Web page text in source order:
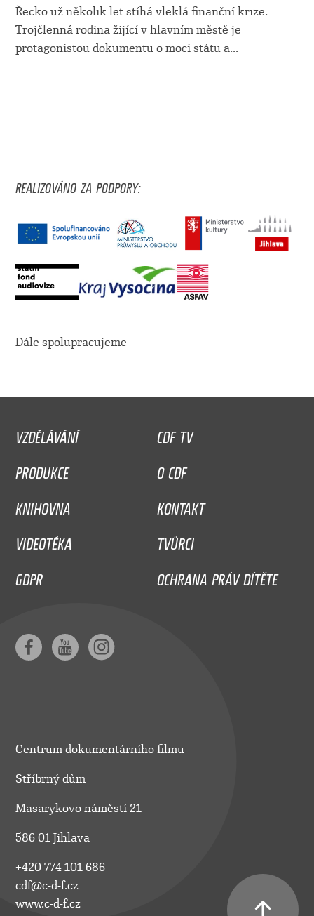
Řecko už několik let stíhá vleklá finanční krize.
Trojčlenná rodina žijící v hlavním městě je
protagonistou dokumentu o moci státu a...
REALIZOVÁNO ZA PODPORY:
Dále spolupracujeme
VZDĚLÁVÁNÍ
CDF TV
PRODUKCE
O CDF
KNIHOVNA
KONTAKT
VIDEOTÉKA
TVŮRCI
GDPR
OCHRANA PRÁV DÍTĚTE
Centrum dokumentárního filmu
Stříbrný dům
Masarykovo náměstí 21
586 01 Jihlava
+420 774 101 686
cdf@c-d-f.cz
www.c-d-f.cz